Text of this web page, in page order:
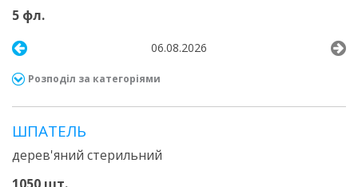
5 фл.
06.08.2026
Розподіл за категоріями
ШПАТЕЛЬ
дерев'яний стерильний